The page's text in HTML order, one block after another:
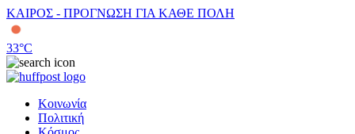
ΚΑΙΡΟΣ - ΠΡΟΓΝΩΣΗ ΓΙΑ ΚΑΘΕ ΠΟΛΗ
33°C
Κοινωνία
Πολιτική